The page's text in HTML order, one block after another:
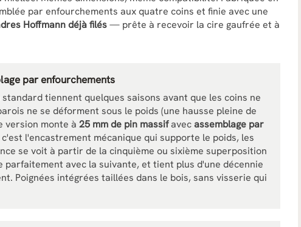
par enfourchements aux quatre coins et finie avec une
Hoffmann déjà filés— prête à recevoir la cire gaufrée et à
par enfourchements
tiennent quelques saisons avant que les coins ne
ne se déforment sous le poids (une hausse pleine de
version monte à 25 mm de pin massifavecassemblage par
l'encastrement mécanique qui supporte le poids, les
se voit à partir de la cinquième ou sixième superposition
avec la suivante, et tient plus d'une décennie
Poignées intégrées taillées dans le bois, sans visserie qui